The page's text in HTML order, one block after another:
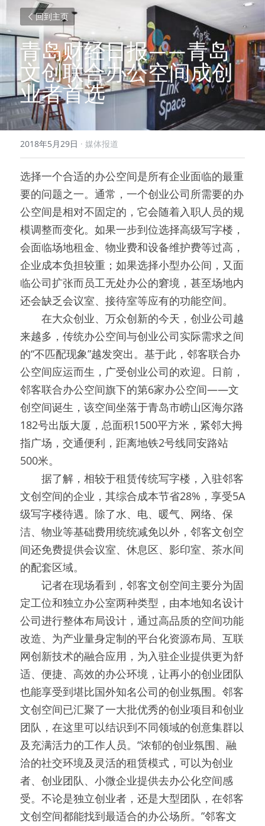
回到主页
青岛财经日报——青岛
文创联合办公空间成创
业者首选
2018年5月29日 · 媒体报道
选择一个合适的办公空间是所有企业面临的最重
要的问题之一。通常，一个创业公司所需要的办
公空间是相对不固定的，它会随着入职人员的规
模调整而变化。如果一步到位选择高级写字楼，
会面临场地租金、物业费和设备维护费等过高，
企业成本负担较重；如果选择小型办公间，又面
临公司扩张而员工无处办公的窘境，甚至场地内
还会缺乏会议室、接待室等应有的功能空间。
在大众创业、万众创新的今天，创业公司越
来越多，传统办公空间与创业公司实际需求之间
的“不匹配现象”越发突出。基于此，邻客联合办
公空间应运而生，广受创业公司的欢迎。日前，
邻客联合办公空间旗下的第6家办公空间——文
创空间诞生，该空间坐落于青岛市崂山区海尔路
182号出版大厦，总面积1500平方米，紧邻大拇
指广场，交通便利，距离地铁2号线同安路站
500米。
据了解，相较于租赁传统写字楼，入驻邻客
文创空间的企业，其综合成本节省28%，享受5A
级写字楼待遇。除了水、电、暖气、网络、保
洁、物业等基础费用统统减免以外，邻客文创空
间还免费提供会议室、休息区、影印室、茶水间
的配套区域。
记者在现场看到，邻客文创空间主要分为固
定工位和独立办公室两种类型，由本地知名设计
公司进行整体布局设计，通过高品质的空间功能
改造、为产业量身定制的平台化资源布局、互联
网创新技术的融合应用，为入驻企业提供更为舒
适、便捷、高效的办公环境，让再小的创业团队
也能享受到堪比国外知名公司的创业氛围。邻客
文创空间已汇聚了一大批优秀的创业项目和创业
团队，在这里可以结识到不同领域的创意集群以
及充满活力的工作人员。“浓郁的创业氛围、融
洽的社交环境及灵活的租赁模式，可以为创业
者、创业团队、小微企业提供去办公化空间感
受。不论是独立创业者，还是大型团队，在邻客
文创空间都能找到最适合的办公场所。”邻客文